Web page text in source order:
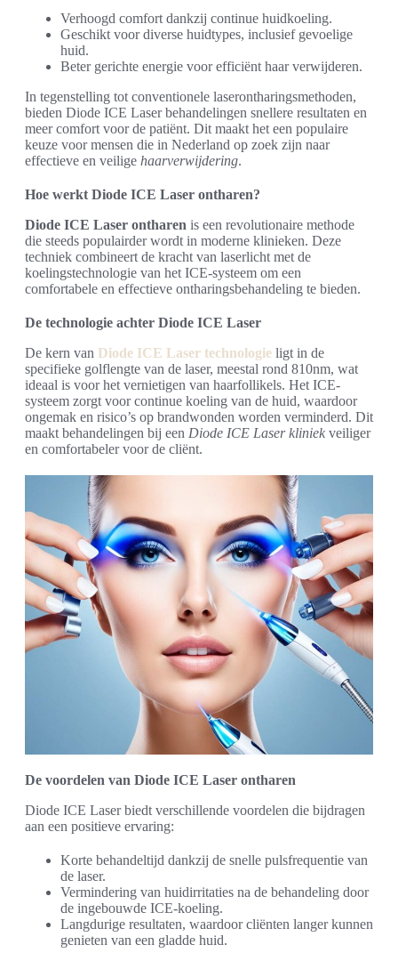
Verhoogd comfort dankzij continue huidkoeling.
Geschikt voor diverse huidtypes, inclusief gevoelige
huid.
Beter gerichte energie voor efficiënt haar verwijderen.
In tegenstelling tot conventionele laserontharingsmethoden,
bieden Diode ICE Laser behandelingen snellere resultaten en
meer comfort voor de patiënt. Dit maakt het een populaire
keuze voor mensen die in Nederland op zoek zijn naar
effectieve en veilige haarverwijdering.
Hoe werkt Diode ICE Laser ontharen?
Diode ICE Laser ontharen is een revolutionaire methode
die steeds populairder wordt in moderne klinieken. Deze
techniek combineert de kracht van laserlicht met de
koelingstechnologie van het ICE-systeem om een
comfortabele en effectieve ontharingsbehandeling te bieden.
De technologie achter Diode ICE Laser
De kern van Diode ICE Laser technologie ligt in de
specifieke golflengte van de laser, meestal rond 810nm, wat
ideaal is voor het vernietigen van haarfollikels. Het ICE-
systeem zorgt voor continue koeling van de huid, waardoor
ongemak en risico’s op brandwonden worden verminderd. Dit
maakt behandelingen bij een Diode ICE Laser kliniek veiliger
en comfortabeler voor de cliënt.
De voordelen van Diode ICE Laser ontharen
Diode ICE Laser biedt verschillende voordelen die bijdragen
aan een positieve ervaring:
Korte behandeltijd dankzij de snelle pulsfrequentie van
de laser.
Vermindering van huidirritaties na de behandeling door
de ingebouwde ICE-koeling.
Langdurige resultaten, waardoor cliënten langer kunnen
genieten van een gladde huid.